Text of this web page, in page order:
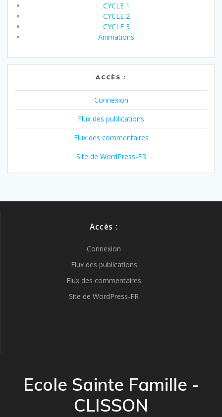
CYCLE 1
CYCLE 2
CYCLE 3
Animations
ACCÈS :
Connexion
Flux des publications
Flux des commentaires
Site de WordPress-FR
Accès :
Connexion
Flux des publications
Flux des commentaires
Site de WordPress-FR
Ecole Sainte Famille -
CLISSON